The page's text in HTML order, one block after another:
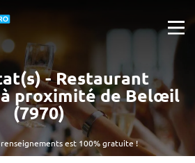
renseignements est 100% gratuite !
- Restaurant
proximité de Belœil
(7970)